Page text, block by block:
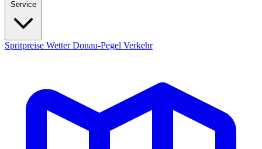
Service
Spritpreise WetterDonau-Pegel Verkehr